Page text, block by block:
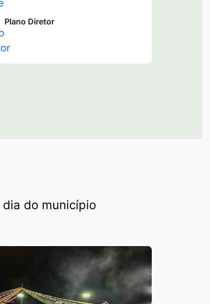
Plano Diretor
do município